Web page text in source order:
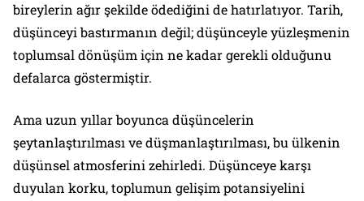
bireylerin ağır şekilde ödediğini de hatırlatıyor. Tarih,
düşünceyi bastırmanın değil; düşünceyle yüzleşmenin
toplumsal dönüşüm için ne kadar gerekli olduğunu
defalarca göstermiştir.
Ama uzun yıllar boyunca düşüncelerin
şeytanlaştırılması ve düşmanlaştırılması, bu ülkenin
düşünsel atmosferini zehirledi. Düşünceye karşı
duyulan korku, toplumun gelişim potansiyelini